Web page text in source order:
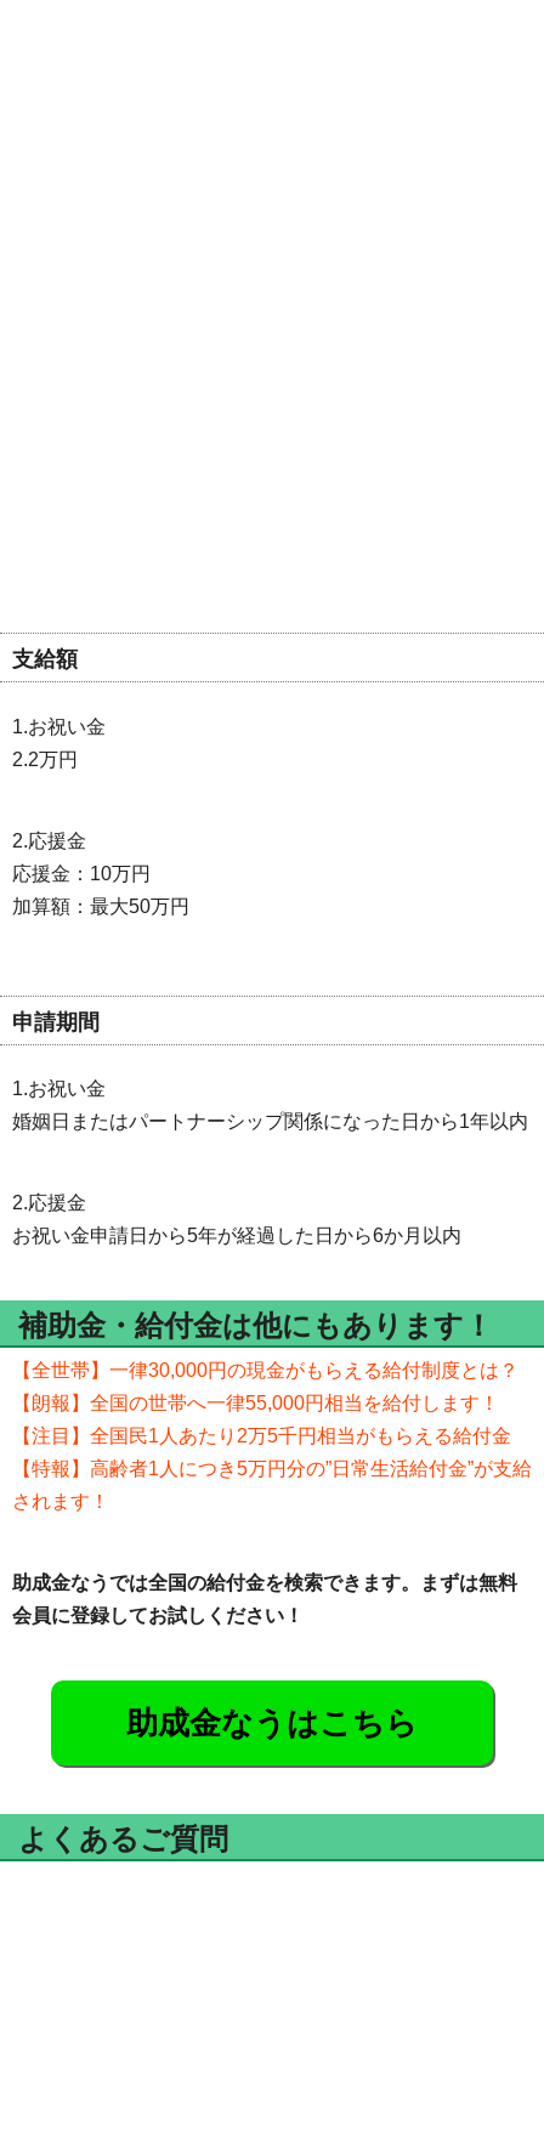
支給額
1.お祝い金
2.2万円
2.応援金
応援金：10万円
加算額：最大50万円
申請期間
1.お祝い金
婚姻日またはパートナーシップ関係になった日から1年以内
2.応援金
お祝い金申請日から5年が経過した日から6か月以内
補助金・給付金は他にもあります！
【全世帯】一律30,000円の現金がもらえる給付制度とは？
【朗報】全国の世帯へ一律55,000円相当を給付します！
【注目】全国民1人あたり2万5千円相当がもらえる給付金
【特報】高齢者1人につき5万円分の”日常生活給付金”が支給
されます！
助成金なうでは全国の給付金を検索できます。まずは無料
会員に登録してお試しください！
助成金なうはこちら
よくあるご質問